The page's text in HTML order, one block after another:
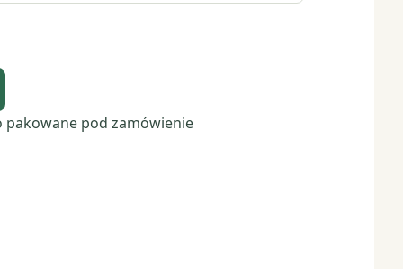
pakowane pod zamówienie